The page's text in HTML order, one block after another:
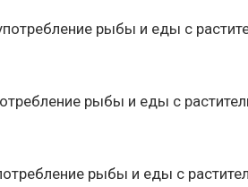
рыбы и еды с
рыбы и еды с
рыбы и еды с